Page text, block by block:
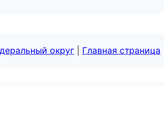
округ Главная страница